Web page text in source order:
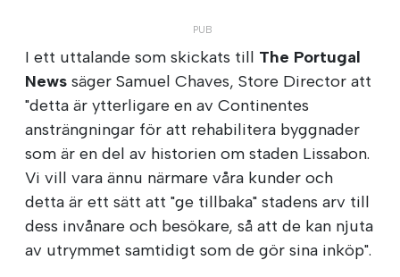
I ett uttalande som skickats till The Portugal
News säger Samuel Chaves, Store Director att
"detta är ytterligare en av Continentes
ansträngningar för att rehabilitera byggnader
som är en del av historien om staden Lissabon.
Vi vill vara ännu närmare våra kunder och
detta är ett sätt att "ge tillbaka" stadens arv till
dess invånare och besökare, så att de kan njuta
av utrymmet samtidigt som de gör sina inköp".